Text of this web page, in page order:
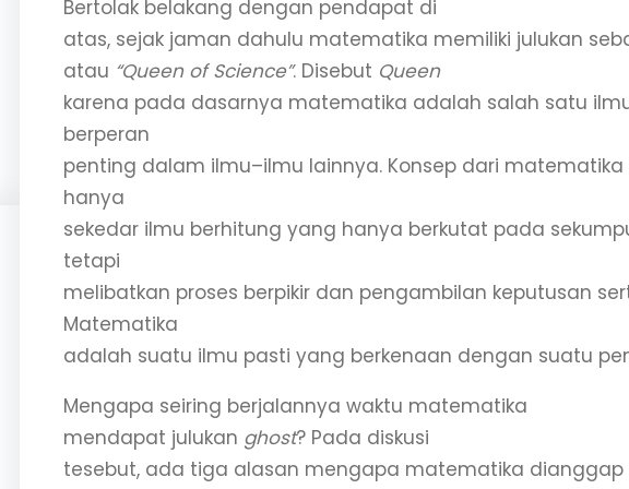
Bertolak belakang dengan pendapat di
atas, sejak jaman dahulu matematika memiliki julukan
atau “Queen of Science”. Disebut Queen
karena pada dasarnya matematika adalah salah satu
berperan
penting dalam ilmu–ilmu lainnya. Konsep dari matematika
hanya
sekedar ilmu berhitung yang hanya berkutat pada
tetapi
melibatkan proses berpikir dan pengambilan keputusan
Matematika
adalah suatu ilmu pasti yang berkenaan dengan suatu
Mengapa seiring berjalannya waktu matematika
mendapat julukan ghost? Pada diskusi
tesebut, ada tiga alasan mengapa matematika dianggap